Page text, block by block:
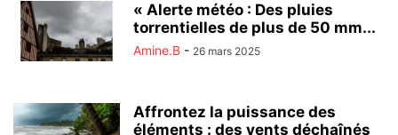
« Alerte météo : Des pluies
torrentielles de plus de 50 mm...
Amine.B - 26 mars 2025
Affrontez la puissance des
éléments : des vents déchaînés